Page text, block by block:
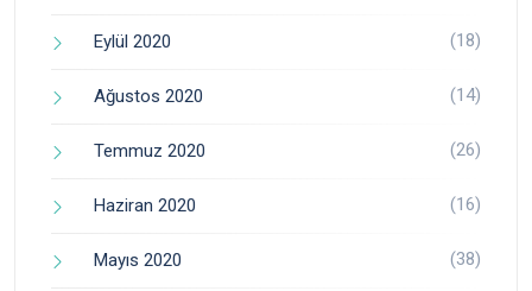
Eylül 2020 (18)
Ağustos 2020 (14)
Temmuz 2020 (26)
Haziran 2020 (16)
Mayıs 2020 (38)